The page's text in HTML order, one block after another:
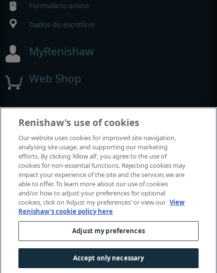
Formulário online
Dados do escritório
MyRenishaw
Web Shop
Exposições e conferências
Eventos em que estamos participando
© 2001–2026 Renishaw plc. Todos os direitos reservados.
Fale conosco
Acessibilidade
Guia de cookies| Aviso de linguagem de gênero
Renishaw's use of cookies
Our website uses cookies for improved site navigation,
analysing site usage, and supporting our marketing
efforts. By clicking ‘Allow all’, you agree to the use of
cookies for non-essential functions. Rejecting cookies may
impact your experience of the site and the services we are
able to offer. To learn more about our use of cookies
and/or how to adjust your preferences for optional
cookies, click on ‘Adjust my preferences’ or view our View
Renishaw's cookie policy here
Adjust my preferences
Accept only necessary